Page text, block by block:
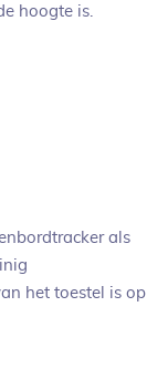
hoogte is.
als
het toestel is op